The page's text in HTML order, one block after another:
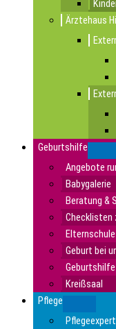
Ärztehaus
Geburtshilfe
Angebote
Babygalerie
Beratung &
Checklisten
Elternschule
Geburt bei
Geburtshilfe
Kreißsaal
Pflege